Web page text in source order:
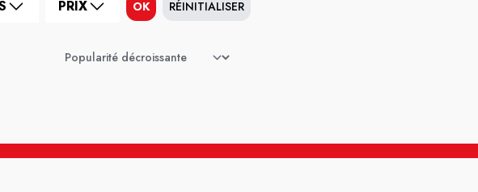
PRIX OK RÉINITIALISER